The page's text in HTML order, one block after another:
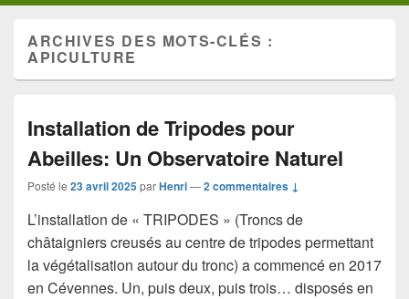
ARCHIVES DES MOTS-CLÉS :
APICULTURE
Installation de Tripodes pour
Abeilles: Un Observatoire Naturel
Posté le 23 avril 2025parHenri—2 commentaires ↓
L’installation de « TRIPODES » (Troncs de
châtaigniers creusés au centre de tripodes permettant
la végétalisation autour du tronc) a commencé en 2017
en Cévennes. Un, puis deux, puis trois… disposés en